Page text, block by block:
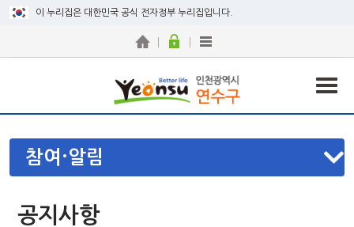
이 누리집은 대한민국 공식 전자정부 누리집입니다.
참여·알림
공지사항